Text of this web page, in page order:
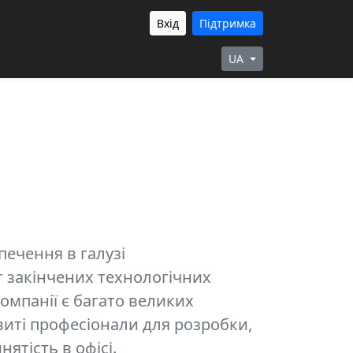
Вхід Підтримка
UA
в галузі
технологічних
є багато великих
професіонали для розробки,
в офісі.